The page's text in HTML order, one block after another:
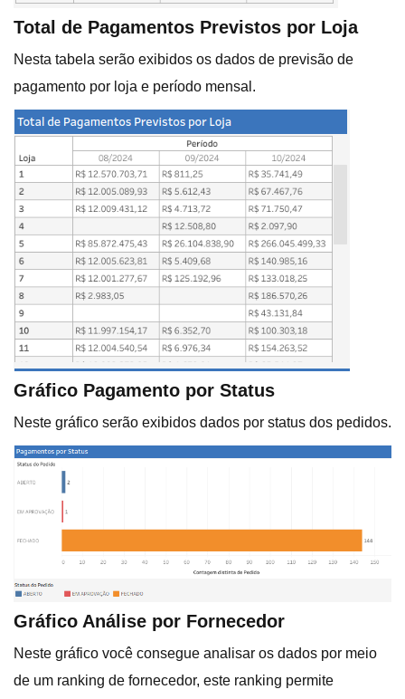
Total de Pagamentos Previstos por Loja
Nesta tabela serão exibidos os dados de previsão de
pagamento por loja e período mensal.
Gráfico Pagamento por Status
Neste gráfico serão exibidos dados por status dos pedidos.
Gráfico Análise por Fornecedor
Neste gráfico você consegue analisar os dados por meio
de um ranking de fornecedor, este ranking permite